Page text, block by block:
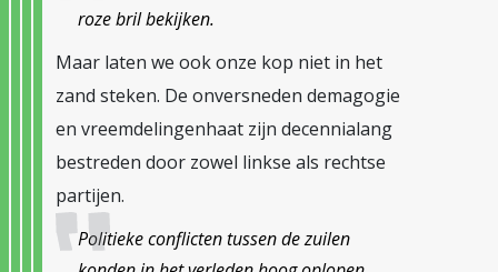
roze bril bekijken.
Maar laten we ook onze kop niet in het
zand steken. De onversneden demagogie
en vreemdelingenhaat zijn decennialang
bestreden door zowel linkse als rechtse
partijen.
Politieke conflicten tussen de zuilen